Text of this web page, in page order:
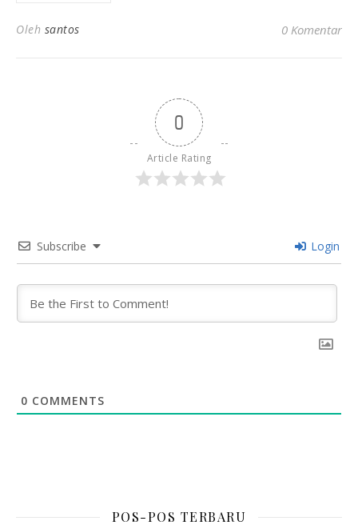
Oleh santos 0 Komentar
0
Article Rating
Subscribe Login
0 COMMENTS
POS-POS TERBARU